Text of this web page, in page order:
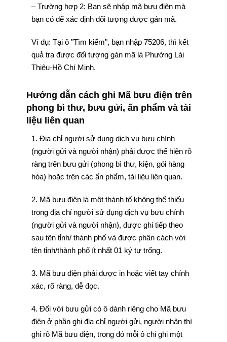
– Trường hợp 2: Bạn sẽ nhập mã bưu điện mà
bạn có để xác định đối tượng được gán mã.
Ví dụ: Tại ô "Tìm kiếm", bạn nhập 75206, thì kết
quả tra được đối tượng gán mã là Phường Lái
Thiêu-Hồ Chí Minh.
Hướng dẫn cách ghi Mã bưu điện trên
phong bì thư, bưu gửi, ấn phẩm và tài
liệu liên quan
1. Địa chỉ người sử dụng dịch vụ bưu chính
(người gửi và người nhận) phải được thể hiện rõ
ràng trên bưu gửi (phong bì thư, kiện, gói hàng
hóa) hoặc trên các ấn phẩm, tài liệu liên quan.
2. Mã bưu điện là một thành tố không thể thiếu
trong địa chỉ người sử dụng dịch vụ bưu chính
(người gửi và người nhận), được ghi tiếp theo
sau tên tỉnh/ thành phố và được phân cách với
tên tỉnh/thành phố ít nhất 01 ký tự trống.
3. Mã bưu điện phải được in hoặc viết tay chính
xác, rõ ràng, dễ đọc.
4. Đối với bưu gửi có ô dành riêng cho Mã bưu
điện ở phần ghi địa chỉ người gửi, người nhận thì
ghi rõ Mã bưu điện, trong đó mỗi ô chỉ ghi một